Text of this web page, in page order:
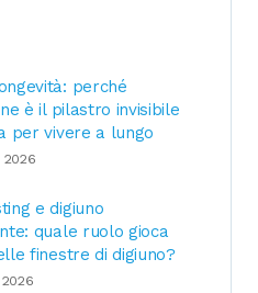
perché
è il pilastro invisibile
per vivere a lungo
2026
e digiuno
quale ruolo gioca
finestre di digiuno?